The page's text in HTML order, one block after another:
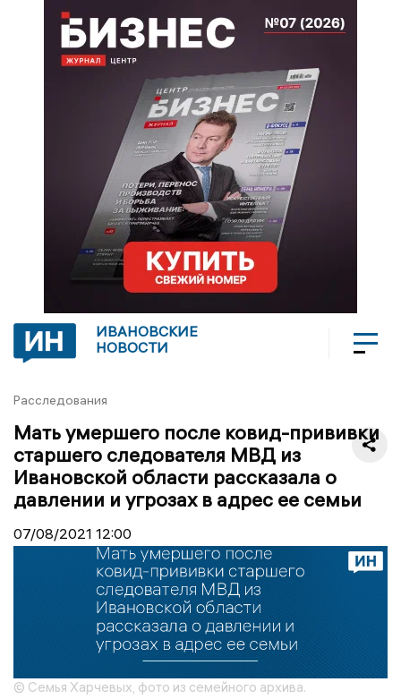
ИВАНОВСКИЕ
НОВОСТИ
Расследования
Мать умершего после ковид-прививки
старшего следователя МВД из
Ивановской области рассказала о
давлении и угрозах в адрес ее семьи
07/08/2021 12:00
© Семья Харчевых, фото из семейного архива.